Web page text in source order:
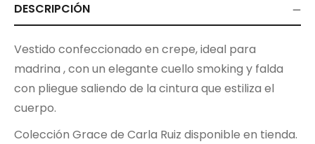
DESCRIPCIÓN
Vestido confeccionado en crepe, ideal para
madrina , con un elegante cuello smoking y falda
con pliegue saliendo de la cintura que estiliza el
cuerpo.
Colección Grace de Carla Ruiz disponible en tienda.